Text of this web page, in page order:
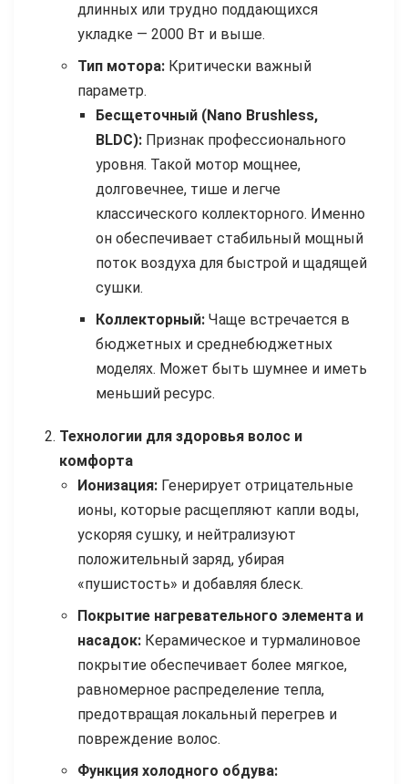
длинных или трудно поддающихся
укладке — 2000 Вт и выше.
Тип мотора: Критически важный
параметр.
Бесщеточный (Nano Brushless,
BLDC): Признак профессионального
уровня. Такой мотор мощнее,
долговечнее, тише и легче
классического коллекторного. Именно
он обеспечивает стабильный мощный
поток воздуха для быстрой и щадящей
сушки.
Коллекторный: Чаще встречается в
бюджетных и среднебюджетных
моделях. Может быть шумнее и иметь
меньший ресурс.
Технологии для здоровья волос и
комфорта
Ионизация: Генерирует отрицательные
ионы, которые расщепляют капли воды,
ускоряя сушку, и нейтрализуют
положительный заряд, убирая
«пушистость» и добавляя блеск.
Покрытие нагревательного элемента и
насадок: Керамическое и турмалиновое
покрытие обеспечивает более мягкое,
равномерное распределение тепла,
предотвращая локальный перегрев и
повреждение волос.
Функция холодного обдува: